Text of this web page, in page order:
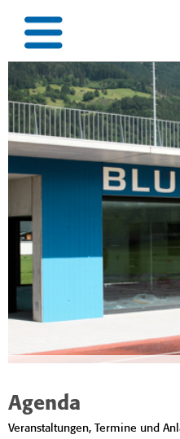
Agenda
Veranstaltungen, Termine und